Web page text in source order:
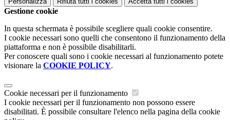
Gestione cookie
In questa schermata è possibile scegliere quali cookie consentire.
I cookie necessari sono quelli che consentono il funzionamento della
piattaforma e non è possibile disabilitarli.
Per conoscere quali sono i cookie necessari al funzionamento potete
visionare la COOKIE POLICY.
Cookie necessari per il funzionamento
I cookie necessari per il funzionamento non possono essere
disabilitati. È possibile consultare l'elenco nella pagina della cookie